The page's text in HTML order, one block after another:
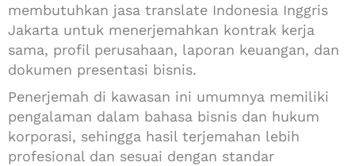
membutuhkan jasa translate Indonesia Inggris
Jakarta untuk menerjemahkan kontrak kerja
sama, profil perusahaan, laporan keuangan, dan
dokumen presentasi bisnis.
Penerjemah di kawasan ini umumnya memiliki
pengalaman dalam bahasa bisnis dan hukum
korporasi, sehingga hasil terjemahan lebih
profesional dan sesuai dengan standar